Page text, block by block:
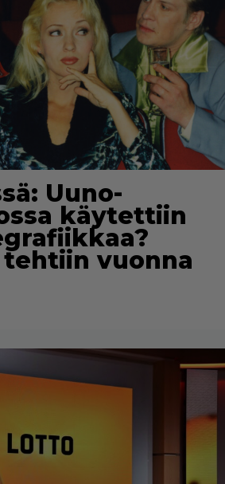
Uuno-
käytettiin
tehtiin vuonna